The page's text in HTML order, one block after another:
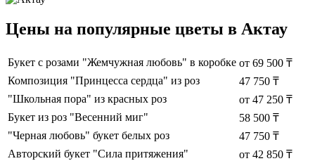
Цены на популярные цветы в Актау
Букет с розами "Жемчужная любовь" в коробке от 69 500 ₸
Композиция "Принцесса сердца" из роз
47 750 ₸
"Школьная пора" из красных роз
от 47 250 ₸
Букет из роз "Весенний миг"
58 500 ₸
"Черная любовь" букет белых роз
47 750 ₸
Авторский букет "Сила притяжения"
от 42 850 ₸